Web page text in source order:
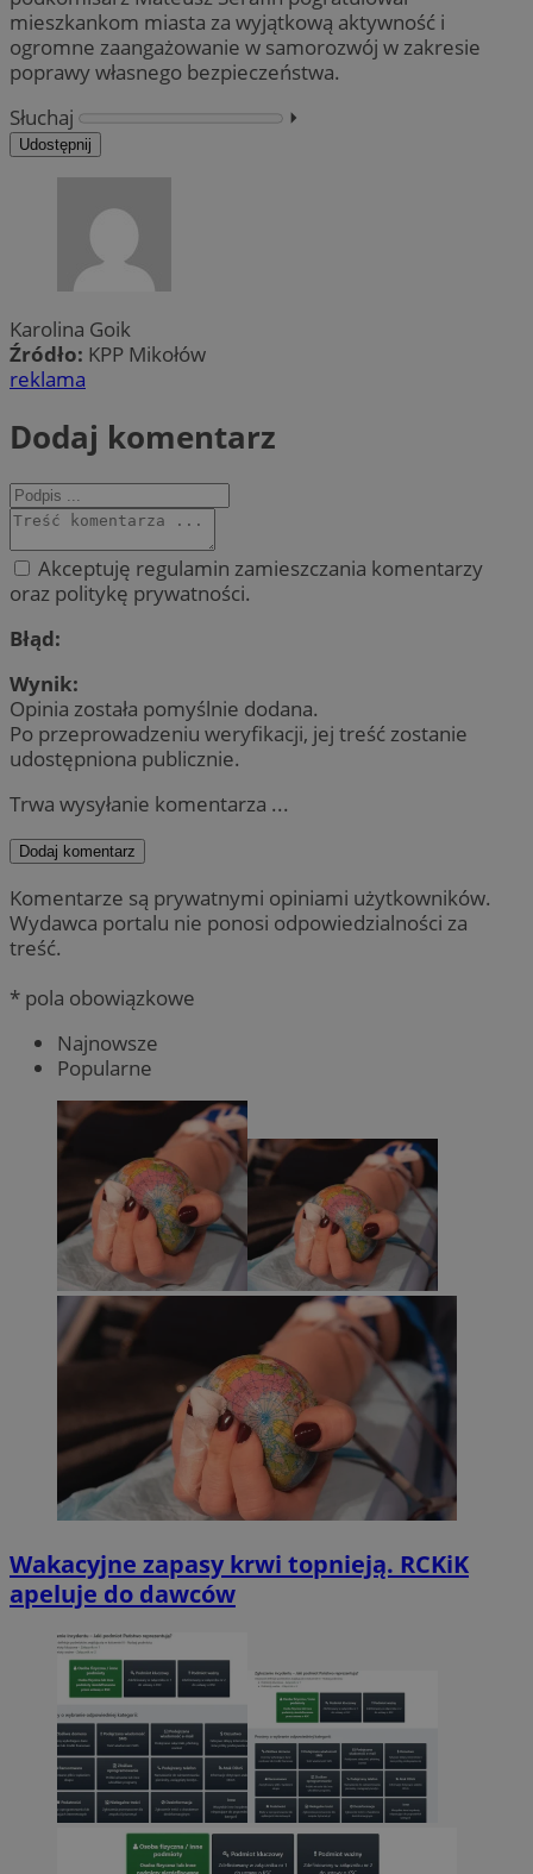
mieszkankom miasta za wyjątkową aktywność i
ogromne zaangażowanie w samorozwój w zakresie
poprawy własnego bezpieczeństwa.
Słuchaj
⏵︎
Udostępnij
Karolina Goik
Źródło: KPP Mikołów
reklama
Dodaj komentarz
Akceptuję regulamin zamieszczania komentarzy
oraz politykę prywatności.
Błąd:
Wynik:
Opinia została pomyślnie dodana.
Po przeprowadzeniu weryfikacji, jej treść zostanie
udostępniona publicznie.
Trwa wysyłanie komentarza ...
Dodaj komentarz
Komentarze są prywatnymi opiniami użytkowników.
Wydawca portalu nie ponosi odpowiedzialności za
treść.
* pola obowiązkowe
Najnowsze
Popularne
Wakacyjne zapasy krwi topnieją. RCKiK
apeluje do dawców